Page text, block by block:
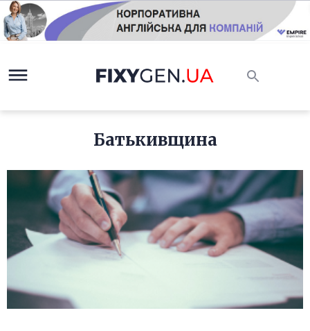
Батькивщина